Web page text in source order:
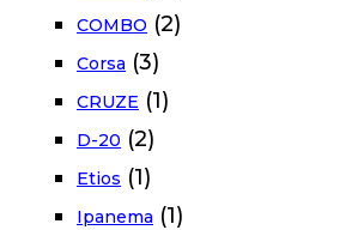
COMBO (2)
Corsa (3)
CRUZE (1)
D-20 (2)
Etios (1)
Ipanema (1)